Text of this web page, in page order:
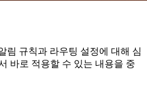
림 규칙과 라우팅 설정에 대해 심
바로 적용할 수 있는 내용을 중